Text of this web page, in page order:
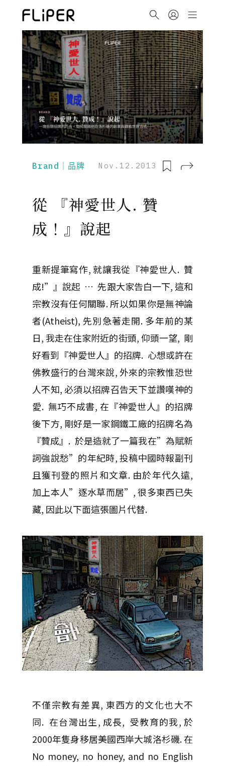
Brand｜品牌 Nov.12.2013
從 『神愛世人. 贊
成！』說起
重新提筆寫作, 就讓我從『神愛世人. 贊
成!”』說起 … 先跟大家告白一下, 這和
宗教沒有任何關聯. 所以如果你是無神論
者(Atheist), 先別急著走開. 多年前的某
日, 我走在住家附近的街頭, 仰頭一望, 剛
好看到『神愛世人』的招牌. 心想或許在
佛教盛行的台灣來說, 外來的宗教惟恐世
人不知, 必須以招牌召告天下並讚嘆神的
愛. 無巧不成書, 在『神愛世人』的招牌
後下方, 剛好是一家鋼鐵工廠的招牌名為
『贊成』. 於是造就了一篇我在”為賦新
詞強說愁”的年紀時, 投稿中國時報副刊
且獲刊登的照片和文章. 由於年代久遠,
加上本人”逐水草而居”, 很多東西已失
藏, 因此以下面這張圖片代替.
不僅宗教有差異, 東西方的文化也大不
同. 在台灣出生, 成長, 受教育的我, 於
2000年隻身移居美國西岸大城洛杉磯. 在
No money, no honey, and no English